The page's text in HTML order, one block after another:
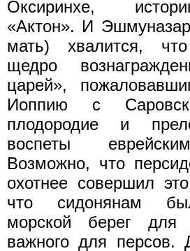
Оксиринхе,
«Актон». И
мать) хвалится,
щедро
царей»,
Иоппию с
плодородие и
воспеты
Возможно, что
охотнее совершил
что сидонянам
морской берег для
важного для персов.